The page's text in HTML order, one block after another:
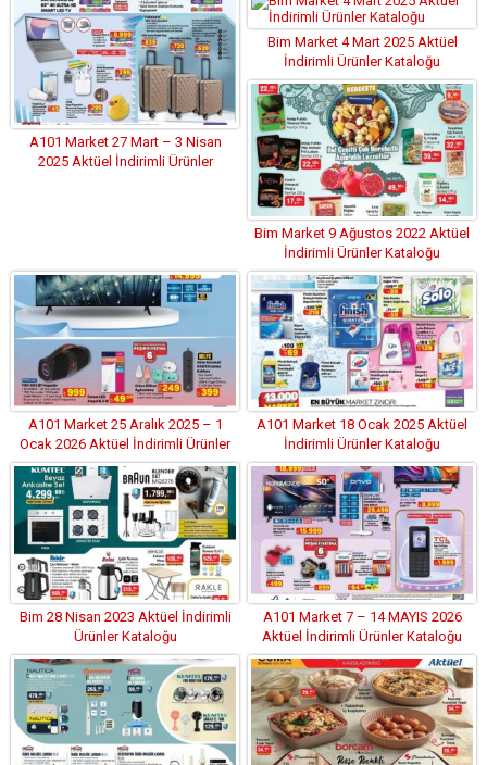
A101 Market 27 Mart – 3 Nisan
2025 Aktüel İndirimli Ürünler
Bim Market 4 Mart 2025 Aktüel
İndirimli Ürünler Kataloğu
Bim Market 9 Ağustos 2022 Aktüel
İndirimli Ürünler Kataloğu
A101 Market 25 Aralık 2025 – 1
Ocak 2026 Aktüel İndirimli Ürünler
Kataloğu
A101 Market 18 Ocak 2025 Aktüel
İndirimli Ürünler Kataloğu
Bim 28 Nisan 2023 Aktüel İndirimli
Ürünler Kataloğu
A101 Market 7 – 14 MAYIS 2026
Aktüel İndirimli Ürünler Kataloğu